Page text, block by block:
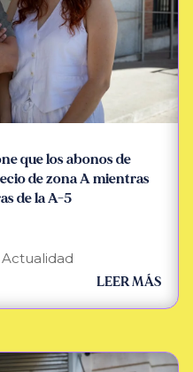
que los abonos de
de zona A mientras
de la A-5
Actualidad
LEER MÁS